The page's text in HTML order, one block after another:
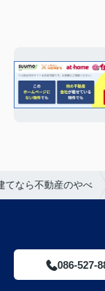
てなら不動産のやべ
086-527-